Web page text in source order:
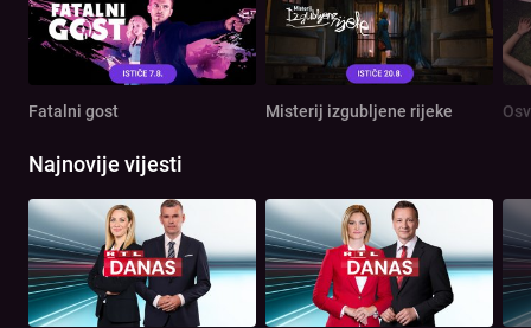
Fatalni gost Misterij izgubljene rijeke
Najnovije vijesti